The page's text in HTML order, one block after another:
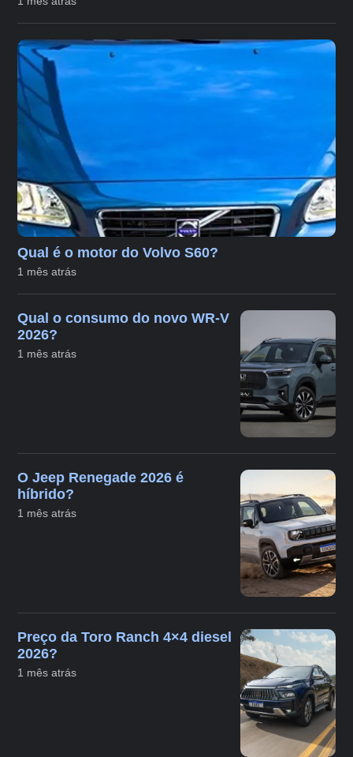
Qual é o motor do Volvo S60?
1 mês atrás
Qual o consumo do novo WR-V
2026?
1 mês atrás
O Jeep Renegade 2026 é
híbrido?
1 mês atrás
Preço da Toro Ranch 4×4 diesel
2026?
1 mês atrás